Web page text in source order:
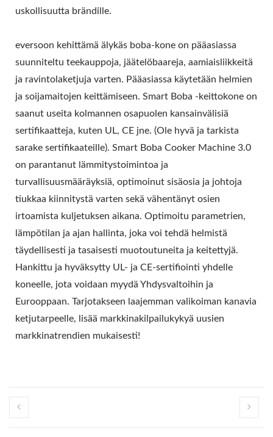
uskollisuutta brändille.
eversoon kehittämä älykäs boba-kone on pääasiassa
suunniteltu teekauppoja, jäätelöbaareja, aamiaisliikkeitä
ja ravintolaketjuja varten. Pääasiassa käytetään helmien
ja soijamaitojen keittämiseen. Smart Boba -keittokone on
saanut useita kolmannen osapuolen kansainvälisiä
sertifikaatteja, kuten UL, CE jne. (Ole hyvä ja tarkista
sarake sertifikaateille). Smart Boba Cooker Machine 3.0
on parantanut lämmitystoimintoa ja
turvallisuusmääräyksiä, optimoinut sisäosia ja johtoja
tiukkaa kiinnitystä varten sekä vähentänyt osien
irtoamista kuljetuksen aikana. Optimoitu parametrien,
lämpötilan ja ajan hallinta, joka voi tehdä helmistä
täydellisesti ja tasaisesti muotoutuneita ja keitettyjä.
Hankittu ja hyväksytty UL- ja CE-sertifiointi yhdelle
koneelle, jota voidaan myydä Yhdysvaltoihin ja
Eurooppaan. Tarjotakseen laajemman valikoiman kanavia
ketjutarpeelle, lisää markkinakilpailukykyä uusien
markkinatrendien mukaisesti!